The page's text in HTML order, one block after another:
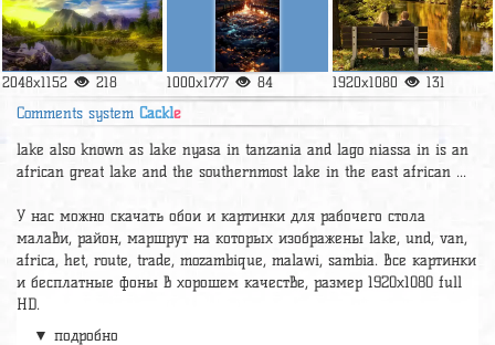
2048x1152 218 1000x1777 84 1920x1080 131
Comments system Cackle
lake also known as lake nyasa in tanzania and lago niassa in is an
african great lake and the southernmost lake in the east african ...
У нас можно скачать обои и картинки для рабочего стола
малави, район, маршрут на которых изображены lake, und, van,
africa, het, route, trade, mozambique, malawi, sambia. Все картинки
и бесплатные фоны в хорошем качестве, размер 1920х1080 full
HD.
А так же можно найти много других картинок на нужную тему
▼ подробно